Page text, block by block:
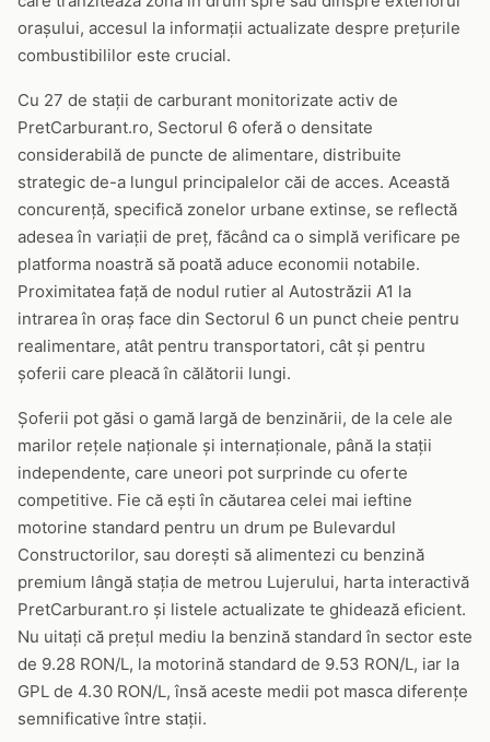
orașului, accesul la informații actualizate despre prețurile
combustibililor este crucial.
Cu 27 de stații de carburant monitorizate activ de
PretCarburant.ro, Sectorul 6 oferă o densitate
considerabilă de puncte de alimentare, distribuite
strategic de-a lungul principalelor căi de acces. Această
concurență, specifică zonelor urbane extinse, se reflectă
adesea în variații de preț, făcând ca o simplă verificare pe
platforma noastră să poată aduce economii notabile.
Proximitatea față de nodul rutier al Autostrăzii A1 la
intrarea în oraș face din Sectorul 6 un punct cheie pentru
realimentare, atât pentru transportatori, cât și pentru
șoferii care pleacă în călătorii lungi.
Șoferii pot găsi o gamă largă de benzinării, de la cele ale
marilor rețele naționale și internaționale, până la stații
independente, care uneori pot surprinde cu oferte
competitive. Fie că ești în căutarea celei mai ieftine
motorine standard pentru un drum pe Bulevardul
Constructorilor, sau dorești să alimentezi cu benzină
premium lângă stația de metrou Lujerului, harta interactivă
PretCarburant.ro și listele actualizate te ghidează eficient.
Nu uitați că prețul mediu la benzină standard în sector este
de 9.28 RON/L, la motorină standard de 9.53 RON/L, iar la
GPL de 4.30 RON/L, însă aceste medii pot masca diferențe
semnificative între stații.